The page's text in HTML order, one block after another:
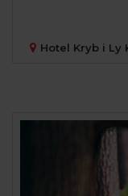
Hotel Kryb i Ly